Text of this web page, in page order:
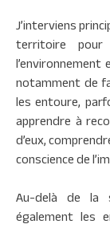
J’interviens
territoire
notamment de
les entoure,
apprendre à
d’eux,
conscience de
Au-delà de la
également les